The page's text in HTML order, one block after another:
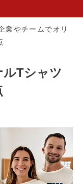
業やチームでオリ
Tシャツ